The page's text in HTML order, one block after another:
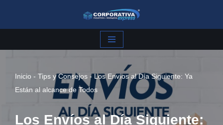
Saltar
Inicio - Tips y Consejos -Los Envíos al Día Siguiente: Ya
Están al alcance de Todos
Los Envíos al Día Siguiente: